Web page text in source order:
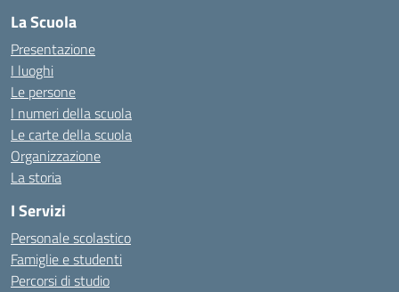
La Scuola
Presentazione
I luoghi
Le persone
I numeri della scuola
Le carte della scuola
Organizzazione
La storia
I Servizi
Personale scolastico
Famiglie e studenti
Percorsi di studio